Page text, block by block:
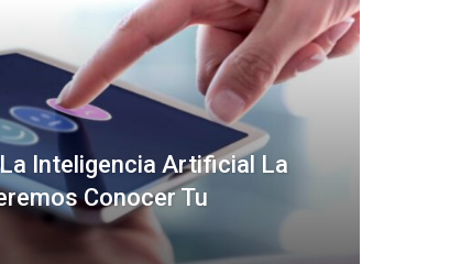
Inteligencia Artificial La
Conocer Tu